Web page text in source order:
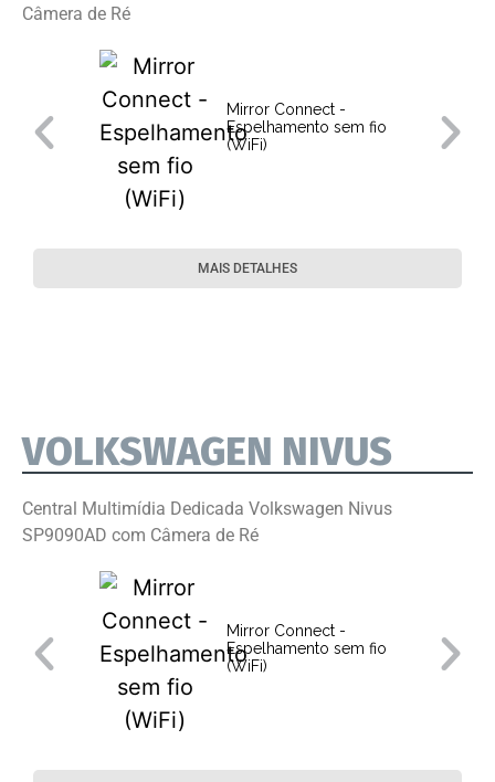
Câmera de Ré
Mirror Connect -
Espelhamento sem fio
(WiFi)
MAIS DETALHES
VOLKSWAGEN NIVUS
Central Multimídia Dedicada Volkswagen Nivus
SP9090AD com Câmera de Ré
Mirror Connect -
Espelhamento sem fio
(WiFi)